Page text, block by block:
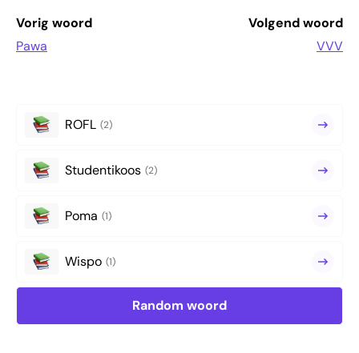
Vorig woord
Pawa
Volgend woord
VVV
ROFL (2)
Studentikoos (2)
Poma (1)
Wispo (1)
Random woord